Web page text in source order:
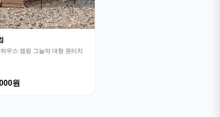
우스 캠핑 그늘막 대형 원터치
원